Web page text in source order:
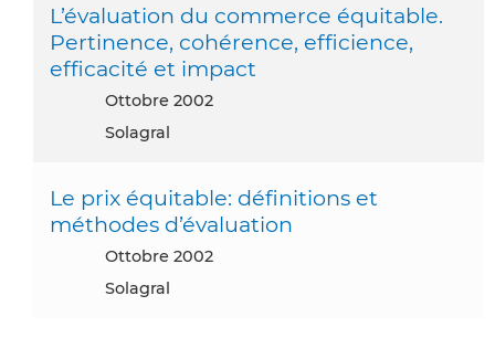
L’évaluation du commerce équitable.
Pertinence, cohérence, efficience,
efficacité et impact
ottobre 2002
Solagral
Le prix équitable: définitions et
méthodes d’évaluation
ottobre 2002
Solagral